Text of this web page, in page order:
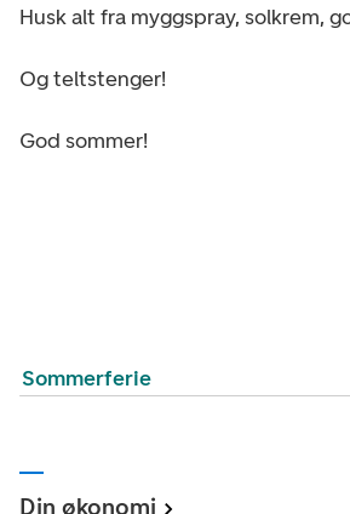
Husk alt fra myggspray, solkrem,
Og teltstenger!
God sommer!
Sommerferie
Din økonomi